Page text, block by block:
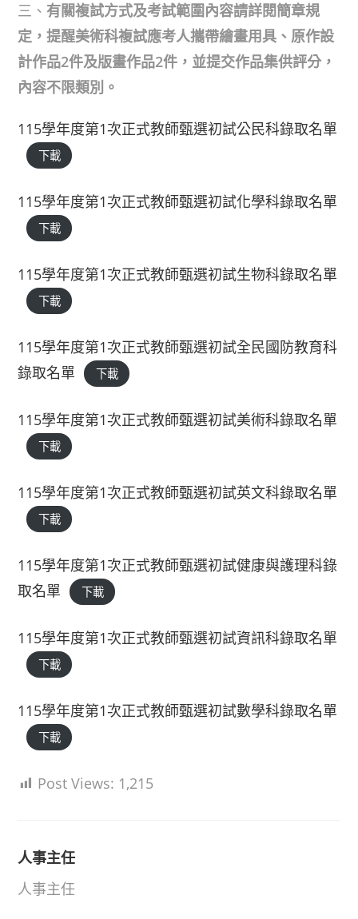
三、 有關複試方式及考試範圍內容請詳閱簡章規
定，提醒美術科複試應考人攜帶繪畫用具、 原作設
計作品2件及版畫作品2件，並提交作品集供評分，
內容不限類別。
115學年度第1次正式教師甄選初試公民科錄取名單
下載
115學年度第1次正式教師甄選初試化學科錄取名單
下載
115學年度第1次正式教師甄選初試生物科錄取名單
下載
115學年度第1次正式教師甄選初試全民國防教育科
錄取名單
下載
115學年度第1次正式教師甄選初試美術科錄取名單
下載
115學年度第1次正式教師甄選初試英文科錄取名單
下載
115學年度第1次正式教師甄選初試健康與護理科錄
取名單
下載
115學年度第1次正式教師甄選初試資訊科錄取名單
下載
115學年度第1次正式教師甄選初試數學科錄取名單
下載
Post Views: 1,215
人事主任
人事主任